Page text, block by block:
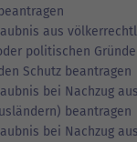
aus
politischen
Schutz beantragen
bei Nachzug
beantragen
bei Nachzug